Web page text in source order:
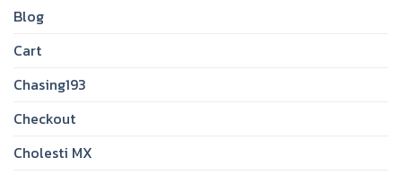
Blog
Cart
Chasing193
Checkout
Cholesti MX